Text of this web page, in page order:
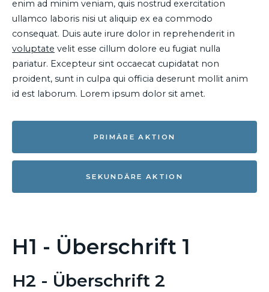
enim ad minim veniam, quis nostrud exercitation
ullamco laboris nisi ut aliquip ex ea commodo
consequat. Duis aute irure dolor in reprehenderit in
voluptate velit esse cillum dolore eu fugiat nulla
pariatur. Excepteur sint occaecat cupidatat non
proident, sunt in culpa qui officia deserunt mollit anim
id est laborum. Lorem ipsum dolor sit amet.
PRIMÄRE AKTION
SEKUNDÄRE AKTION
H1 - Überschrift 1
H2 - Überschrift 2